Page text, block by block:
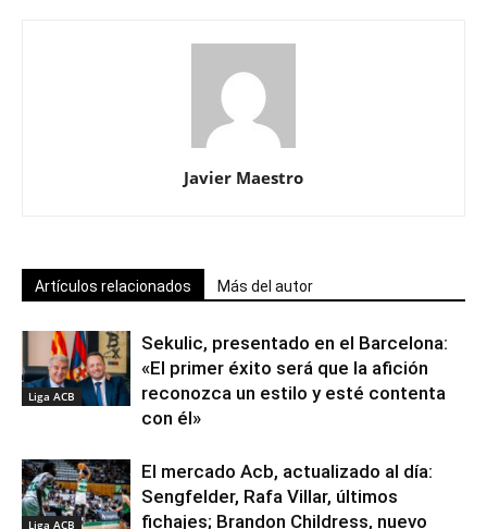
Javier Maestro
Artículos relacionados Más del autor
Liga ACB
Sekulic, presentado en el Barcelona:
«El primer éxito será que la afición
reconozca un estilo y esté contenta
con él»
Liga ACB
El mercado Acb, actualizado al día:
Sengfelder, Rafa Villar, últimos
fichajes; Brandon Childress, nuevo